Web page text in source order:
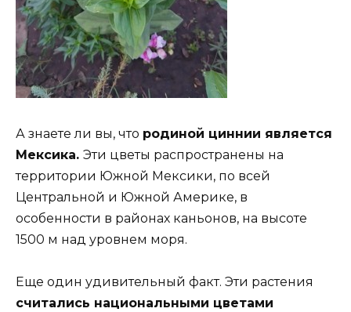
А знаете ли вы, что родиной циннии является
Мексика. Эти цветы распространены на
территории Южной Мексики, по всей
Центральной и Южной Америке, в
особенности в районах каньонов, на высоте
1500 м над уровнем моря.
Еще один удивительный факт. Эти растения
считались национальными цветами